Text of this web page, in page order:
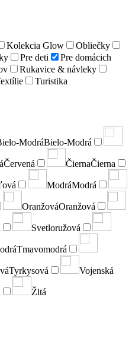
Kolekcia Glow
Obliečky
Pre deti
Pre domácich
Rukavice & návleky
Turistika
ModráBielo-Modrá
Červená ČiernaČierna
ModráModrá
OranžováOranžová
Svetloružová
Tmavomodrá
Tyrkysová Vojenská
Žltá